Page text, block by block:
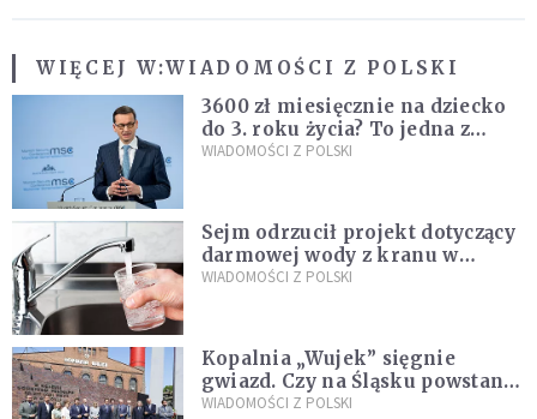
WIĘCEJ W:WIADOMOŚCI Z POLSKI
3600 zł miesięcznie na dziecko
do 3. roku życia? To jedna z
propozycji programu "Rozwój
WIADOMOŚCI Z POLSKI
Sejm odrzucił projekt dotyczący
darmowej wody z kranu w
restauracjach
WIADOMOŚCI Z POLSKI
Kopalnia „Wujek” sięgnie
gwiazd. Czy na Śląsku powstanie
„Dolina Krzemowa”?
WIADOMOŚCI Z POLSKI